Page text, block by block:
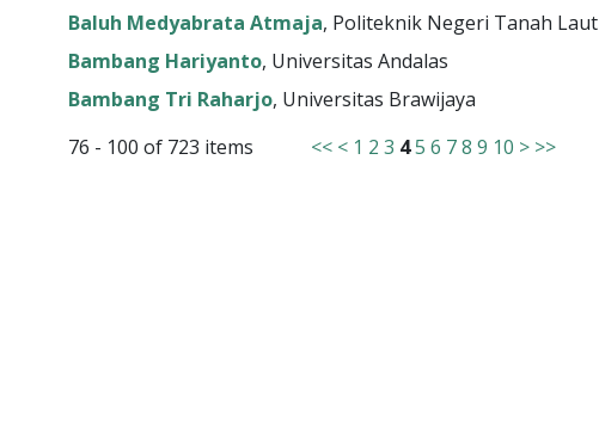
Baluh Medyabrata Atmaja, Politeknik Negeri Tanah Laut
Bambang Hariyanto, Universitas Andalas
Bambang Tri Raharjo, Universitas Brawijaya
76 - 100 of 723 items
<< < 1 2 3 45 6 78 9 10 > >>